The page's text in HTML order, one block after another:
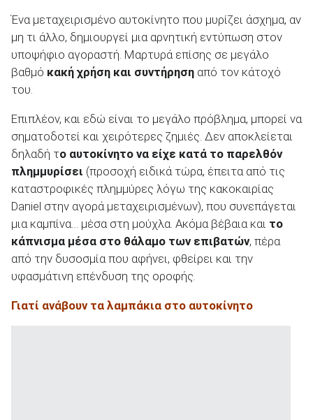
Ένα μεταχειρισμένο αυτοκίνητο που μυρίζει άσχημα, αν
μη τι άλλο, δημιουργεί μια αρνητική εντύπωση στον
υποψήφιο αγοραστή. Μαρτυρά επίσης σε μεγάλο
βαθμό κακή χρήση και συντήρηση από τον κάτοχό
του.
Επιπλέον, και εδώ είναι το μεγάλο πρόβλημα, μπορεί να
σηματοδοτεί και χειρότερες ζημιές. Δεν αποκλείεται
δηλαδή το αυτοκίνητο να είχε κατά το παρελθόν
πλημμυρίσει (προσοχή ειδικά τώρα, έπειτα από τις
καταστροφικές πλημμύρες λόγω της κακοκαιρίας
Daniel στην αγορά μεταχειρισμένων), που συνεπάγεται
μια καμπίνα… μέσα στη μούχλα. Ακόμα βέβαια και το
κάπνισμα μέσα στο θάλαμο των επιβατών, πέρα
από την δυσοσμία που αφήνει, φθείρει και την
υφασμάτινη επένδυση της οροφής.
Γιατί ανάβουν τα λαμπάκια στο αυτοκίνητο